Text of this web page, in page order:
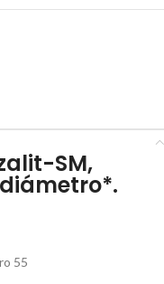
SM,
diámetro*.
55